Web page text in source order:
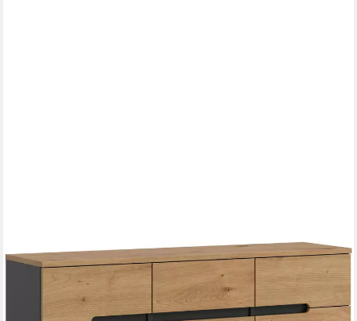
HOME AFFAIRE
Garderobenschrank REHAT, TOPSELLER!, Breite 120 cm, 3
Türen, 3 Schubkästen, 12 Fächer (1-St., in verschiedenen Farben
erhältlich, Platz für ca. 24 Paar Schuhe) Schuhschrank,